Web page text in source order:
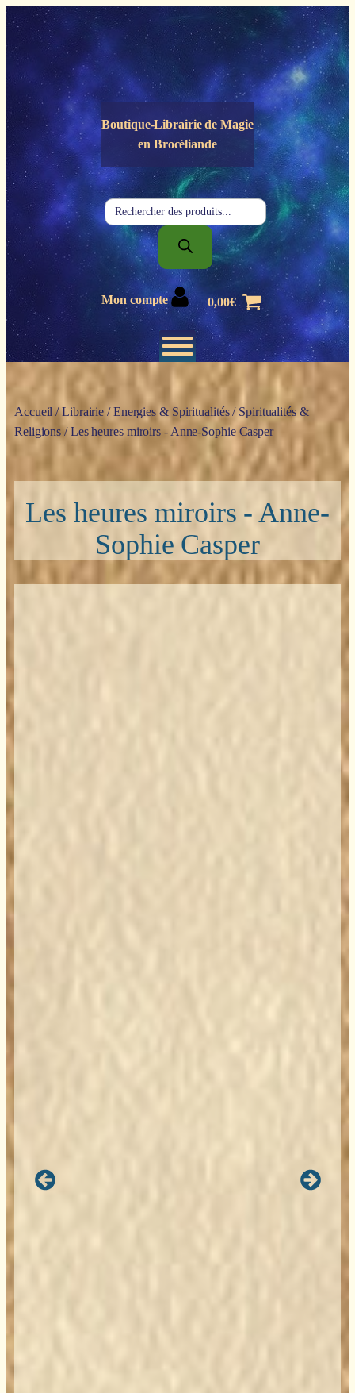
Panneau de gestion des cookies
Boutique-Librairie deMagie
en Brocéliande
Recherche
de
produits
Mon compte 0,00€
Accueil /Librairie /Energies & Spiritualités/ Spiritualités &
Religions/ Les heures miroirs - Anne-Sophie Casper
Les heures miroirs - Anne-
Sophie Casper